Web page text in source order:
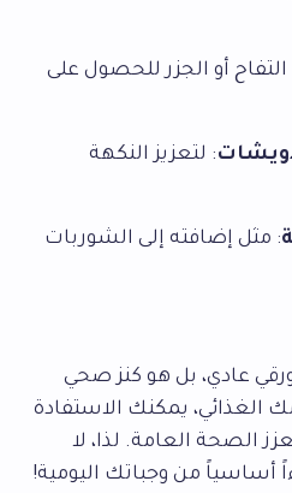
أو الجزر للحصول على
: لتعزيز النكهة
: مثل إضافته إلى الشوربات
عادي، بل هو كنز صحي
الغذائي، يمكنك الاستفادة
الصحة العامة. لذا، لا
أساسياً من وجباتك اليومية!